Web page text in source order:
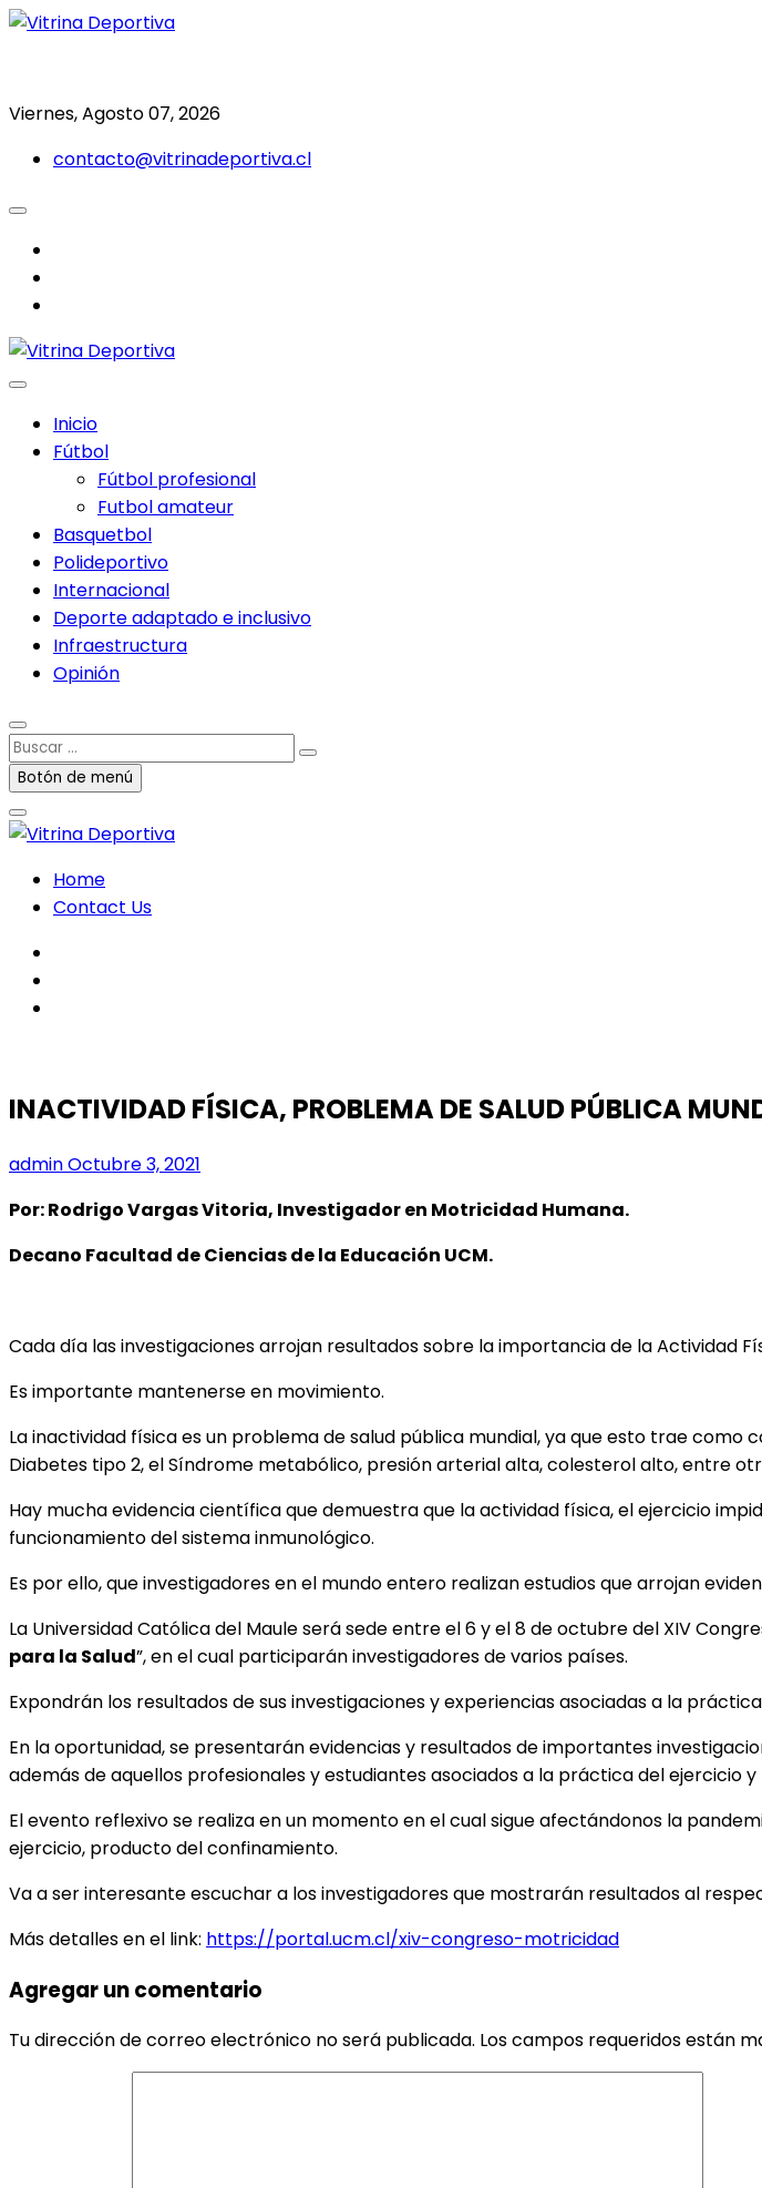
Saltar
Viernes, Agosto 07, 2026
contacto@vitrinadeportiva.cl
Inicio
Fútbol
Fútbol profesional
Futbol amateur
Basquetbol
Polideportivo
Internacional
Deporte adaptado e inclusivo
Infraestructura
Opinión
Buscar
…Botón de menú
Home
Contact Us
INACTIVIDAD FÍSICA, PROBLEMA DE SALUD PÚBLICA
adminOctubre 3, 2021
Por: Rodrigo Vargas Vitoria, Investigador en Motricidad Humana.
Decano Facultad de Ciencias de la Educación UCM.
Cada día las investigaciones arrojan resultados sobre la importancia de la Actividad
Es importante mantenerse en movimiento.
La inactividad física es un problema de salud pública mundial, ya que esto trae
Diabetes tipo 2, el Síndrome metabólico, presión arterial alta, colesterol alto, entre
Hay mucha evidencia científica que demuestra que la actividad física, el ejercicio
funcionamiento del sistema inmunológico.
Es por ello, que investigadores en el mundo entero realizan estudios que arrojan
La Universidad Católica del Maule será sede entre el 6 y el 8 de octubre del XIV
para la Salud”, en el cual participarán investigadores de varios países.
Expondrán los resultados de sus investigaciones y experiencias asociadas a la
En la oportunidad, se presentarán evidencias y resultados de importantes
además de aquellos profesionales y estudiantes asociados a la práctica del ejercicio
El evento reflexivo se realiza en un momento en el cual sigue afectándonos la
ejercicio, producto del confinamiento.
Va a ser interesante escuchar a los investigadores que mostrarán resultados al
Más detalles en el link: https://portal.ucm.cl/xiv-congreso-motricidad
Agregar un comentario
Tu dirección de correo electrónico no será publicada. Los campos requeridos están